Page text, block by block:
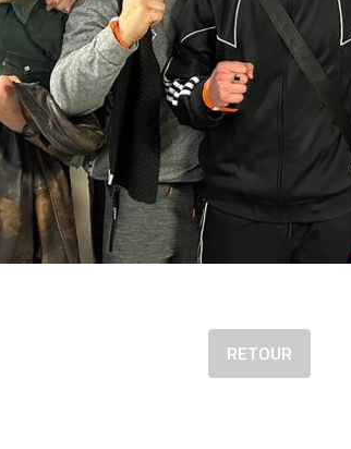
RETOUR